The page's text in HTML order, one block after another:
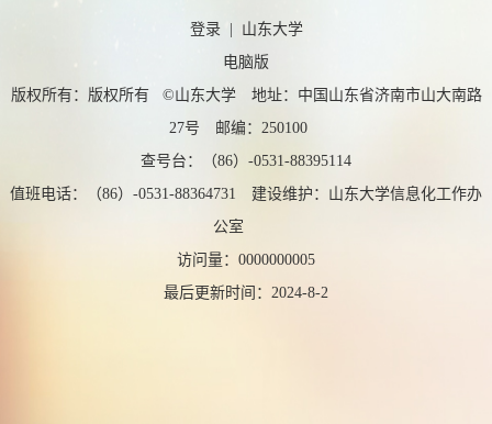
登录| 山东大学
电脑版
版权所有：版权所有 ©山东大学 地址：中国山东省济南市山大南路
27号 邮编：250100
查号台：（86）-0531-88395114
值班电话：（86）-0531-88364731 建设维护：山东大学信息化工作办
公室
访问量： 0000000005
最后更新时间： 2024-8-2